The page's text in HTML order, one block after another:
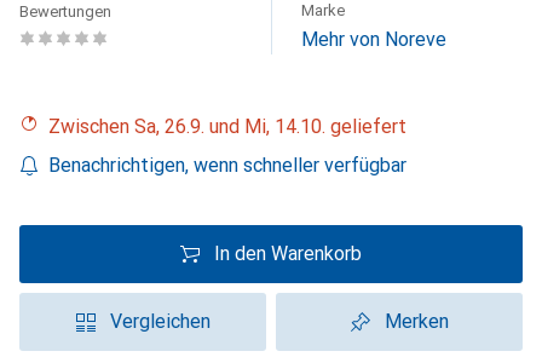
Bewertungen Marke
Mehr von Noreve
Zwischen Sa, 26.9. und Mi, 14.10. geliefert
Benachrichtigen, wenn schneller verfügbar
In den Warenkorb
Vergleichen Merken